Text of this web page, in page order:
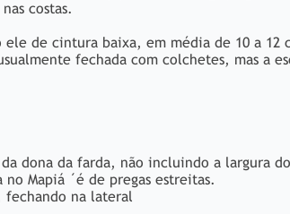
costas.
de cintura baixa, em média de 10 a 12
fechada com colchetes, mas a
dona da farda, não incluindo a largura
Mapiá ´é de pregas estreitas.
fechando na lateral